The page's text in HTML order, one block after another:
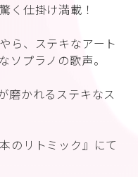
く仕掛け満載！
ら、ステキなアート
ソプラノの歌声。
磨かれるステキなス
のリトミック』にて